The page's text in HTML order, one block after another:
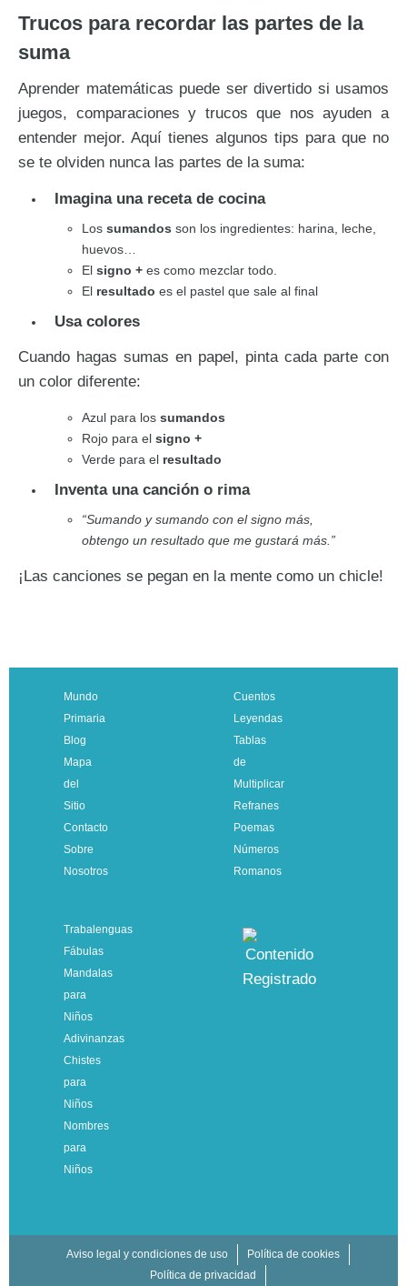
Trucos para recordar las partes de la
suma
Aprender matemáticas puede ser divertido si usamos
juegos, comparaciones y trucos que nos ayuden a
entender mejor. Aquí tienes algunos tips para que no
se te olviden nunca las partes de la suma:
Imagina una receta de cocina
Los sumandos son los ingredientes: harina, leche,
huevos…
El signo + es como mezclar todo.
El resultado es el pastel que sale al final
Usa colores
Cuando hagas sumas en papel, pinta cada parte con
un color diferente:
Azul para los sumandos
Rojo para el signo +
Verde para el resultado
Inventa una canción o rima
“Sumando y sumando con el signo más,
obtengo un resultado que me gustará más.”
¡Las canciones se pegan en la mente como un chicle!
Mundo
Primaria
Blog
Mapa
del
Sitio
Contacto
Sobre
Nosotros
Cuentos
Leyendas
Tablas
de
Multiplicar
Refranes
Poemas
Números
Romanos
Trabalenguas
Fábulas
Mandalas
para
Niños
Adivinanzas
Chistes
para
Niños
Nombres
para
Niños
Aviso legal y condiciones de uso
Política de cookies
Política de privacidad